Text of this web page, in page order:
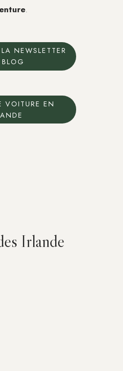
.
NEWSLETTER
VOITURE EN
Irlande